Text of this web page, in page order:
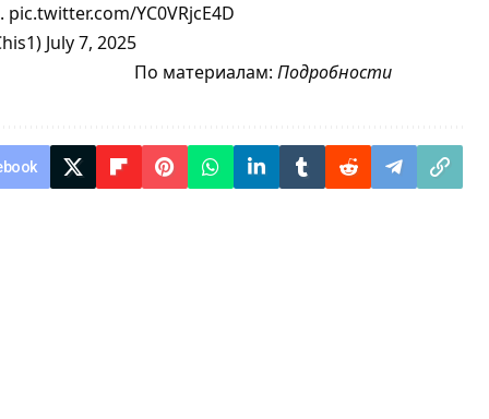
YC0VRjcE4D
July 7, 2025
По материалам: Подробности